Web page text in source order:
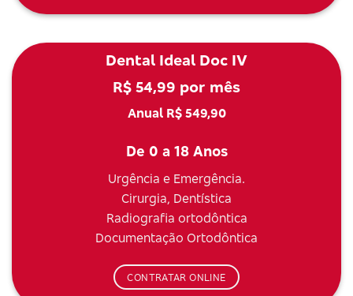
Dental Ideal Doc IV
R$ 54,99 por mês
Anual R$ 549,90
De 0 a 18 Anos
Urgência e Emergência.
Cirurgia, Dentística
Radiografia ortodôntica
Documentação Ortodôntica
CONTRATAR ONLINE